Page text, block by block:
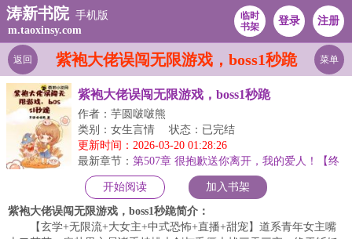
涛新书院 手机版
m.taoxinsy.com
临时
书架
登录 注册
紫袍大佬误闯无限游戏，boss1秒跪
返回 菜单
紫袍大佬误闯无限游戏，boss1秒跪
作者：芋圆啵啵熊
类别：女生言情
状态：已完结
更新时间：2026-03-20 01:28:26
最新章节： 第507章 很抱歉送你离开，我的爱人！【终
开始阅读 加入书架
紫袍大佬误闯无限游戏，boss1秒跪简介：
【玄学+无限流+大女主+中式恐怖+直播+甜宠】道系青年女主嘴